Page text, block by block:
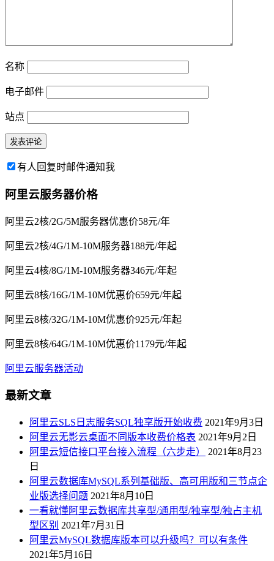
名称
电子邮件
站点
有人回复时邮件通知我
阿里云服务器价格
阿里云2核/2G/5M服务器优惠价58元/年
阿里云2核/4G/1M-10M服务器188元/年起
阿里云4核/8G/1M-10M服务器346元/年起
阿里云8核/16G/1M-10M优惠价659元/年起
阿里云8核/32G/1M-10M优惠价925元/年起
阿里云8核/64G/1M-10M优惠价1179元/年起
阿里云服务器活动
最新文章
阿里云SLS日志服务SQL独享版开始收费 2021年9月3日
阿里云无影云桌面不同版本收费价格表 2021年9月2日
阿里云短信接口平台接入流程（六步走）
2021年8月23
日
阿里云数据库MySQL系列基础版、高可用版和三节点企
业版选择问题 2021年8月10日
一看就懂阿里云数据库共享型/通用型/独享型/独占主机
型区别 2021年7月31日
阿里云MySQL数据库版本可以升级吗？可以有条件
2021年5月16日